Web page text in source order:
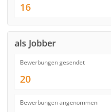
16
als Jobber
Bewerbungen gesendet
20
Bewerbungen angenommen